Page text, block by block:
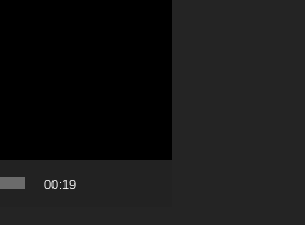
00:19